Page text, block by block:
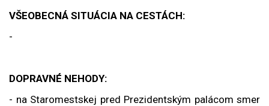
VŠEOBECNÁ SITUÁCIA NA CESTÁCH:
-
DOPRAVNÉ NEHODY:
- na Staromestskej pred Prezidentským palácom smer